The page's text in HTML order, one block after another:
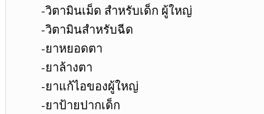
-วิตามินเม็ด สำหรับเด็ก ผู้ใหญ่
-วิตามินสำหรับฉีด
-ยาหยอดตา
-ยาล้างตา
-ยาแก้ไอของผู้ใหญ่
-ยาป้ายปากเด็ก